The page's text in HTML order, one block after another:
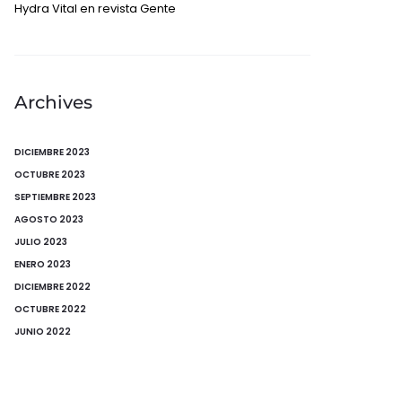
Hydra Vital en revista Gente
Archives
DICIEMBRE 2023
OCTUBRE 2023
SEPTIEMBRE 2023
AGOSTO 2023
JULIO 2023
ENERO 2023
DICIEMBRE 2022
OCTUBRE 2022
JUNIO 2022